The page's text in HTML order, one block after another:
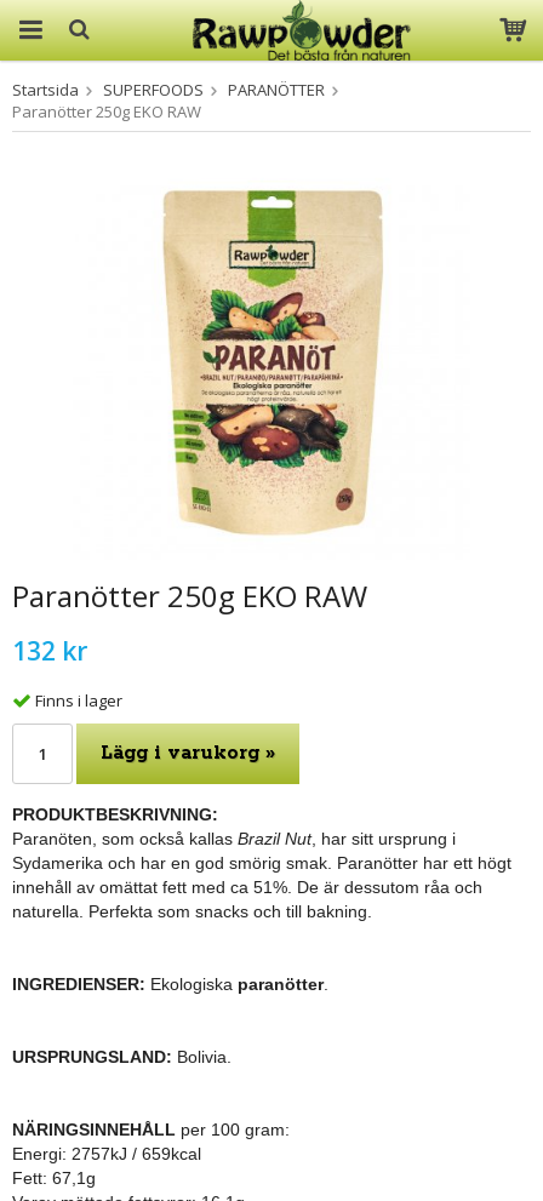
Produkten har blivit tillagd i
Startsida SUPERFOODS
PARANÖTTER
Paranötter 250g EKO RAW
Paranötter 250g EKO RAW
132 kr
Finns i lager
Lägg i varukorg »
PRODUKTBESKRIVNING:
Paranöten, som också kallas Brazil Nut, har sitt ursprung i
Sydamerika och har en god smörig smak. Paranötter har ett högt
innehåll av omättat fett med ca 51%. De är dessutom råa och
naturella. Perfekta som snacks och till bakning.
INGREDIENSER: Ekologiska paranötter.
URSPRUNGSLAND: Bolivia.
NÄRINGSINNEHÅLL per 100 gram:
Energi: 2757kJ / 659kcal
Fett: 67,1g